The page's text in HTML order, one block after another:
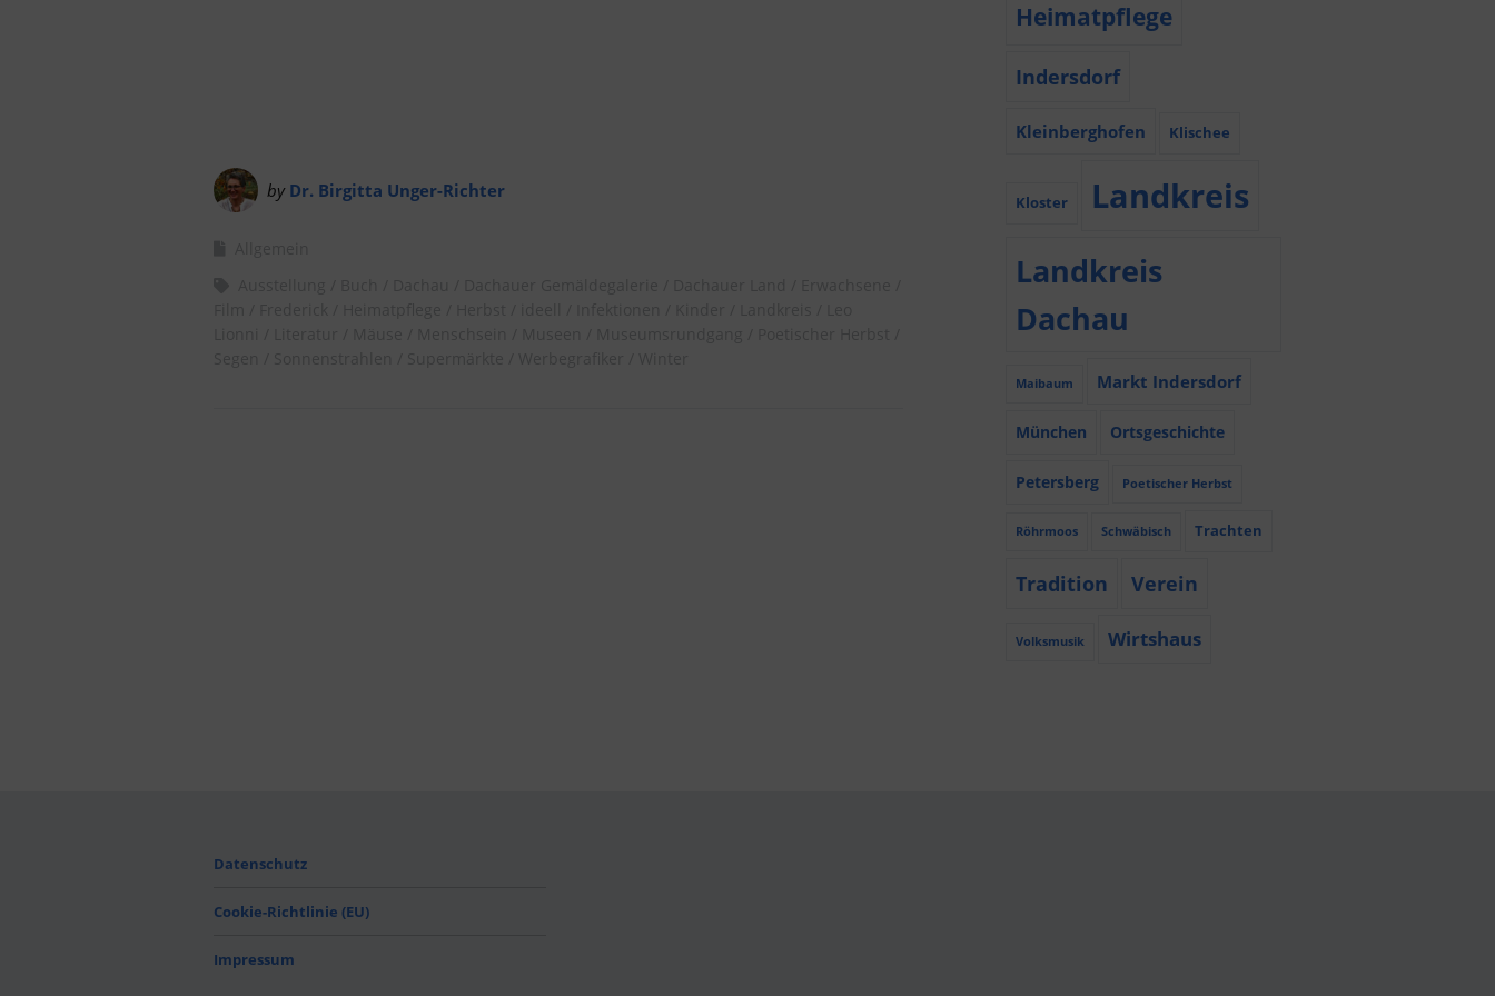
by Dr. Birgitta Unger-Richter
Heimatpflege
Indersdorf
Kleinberghofen Klischee
Kloster Landkreis
Landkreis
Dachau
Maibaum Markt Indersdorf
München Ortsgeschichte
Petersberg Poetischer Herbst
Röhrmoos Schwäbisch Trachten
Tradition Verein
Volksmusik Wirtshaus
Datenschutz
Cookie-Richtlinie (EU)
Impressum